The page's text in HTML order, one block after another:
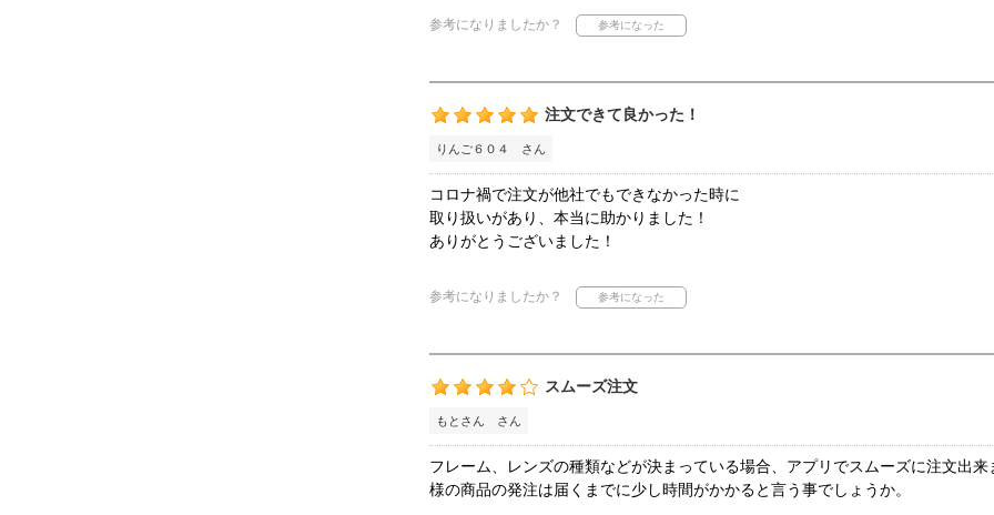
参考になりましたか？
注文できて良かった！
りんご６０４ さん
コロナ禍で注文が他社でもできなかった時に
取り扱いがあり、本当に助かりました！
ありがとうございました！
参考になりましたか？
スムーズ注文
もとさん さん
フレーム、レンズの種類などが決まっている場合、アプリでスムーズに注文出
様の商品の発注は届くまでに少し時間がかかると言う事でしょうか。